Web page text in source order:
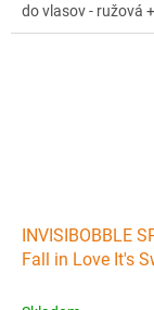
do vlasov - ružová
INVISIBOBBLE
Fall in Love It's